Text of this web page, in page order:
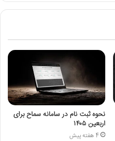
نحوه ثبت نام در سامانه سماح برای
اربعین ۱۴۰۵
4 هفته پیش